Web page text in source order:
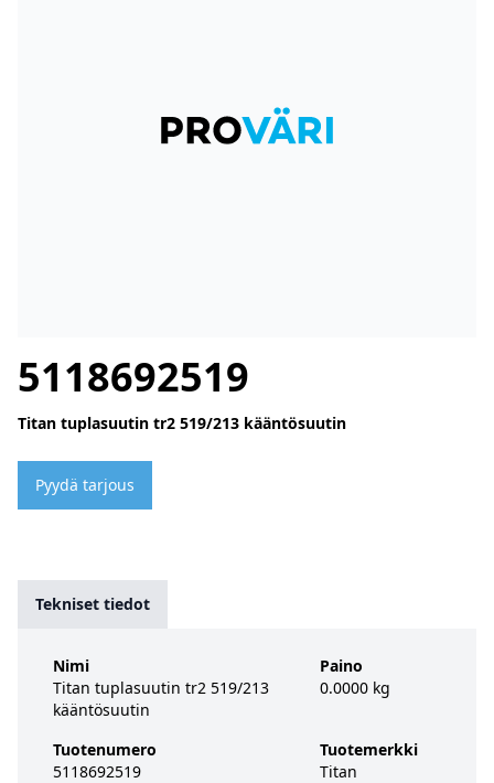
5118692519
Titan tuplasuutin tr2 519/213 kääntösuutin
Pyydä tarjous
Tekniset tiedot
Nimi
Titan tuplasuutin tr2 519/213
kääntösuutin
Tuotenumero
5118692519
Paino
0.0000 kg
Tuotemerkki
Titan